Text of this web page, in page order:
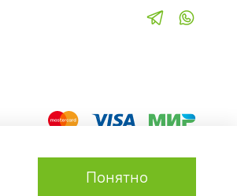
Понятно